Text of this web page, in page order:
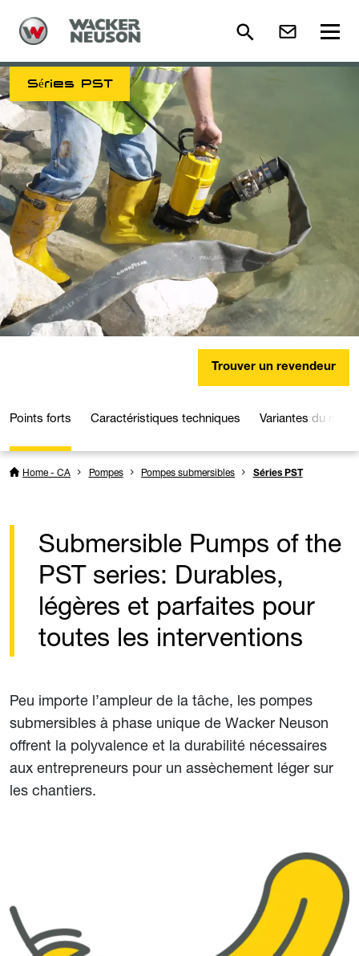
Séries PST
Trouver un revendeur
Points forts Caractéristiques techniques Variantes du
Home - CA Pompes Pompes submersibles Séries PST
Submersible Pumps of the
PST series: Durables,
légères et parfaites pour
toutes les interventions
Peu importe l’ampleur de la tâche, les pompes
submersibles à phase unique de Wacker Neuson
offrent la polyvalence et la durabilité nécessaires
aux entrepreneurs pour un assèchement léger sur
les chantiers.